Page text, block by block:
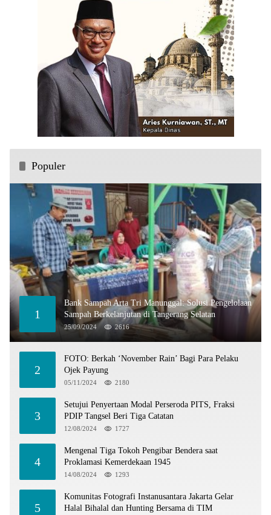
Populer
1
Bank Sampah Arta Tri Manunggal: Solusi Pengelolaan
Sampah Berkelanjutan di Tangerang Selatan
25/09/2024 2616
2
FOTO: Berkah ‘November Rain’ Bagi Para Pelaku
Ojek Payung
05/11/2024 2180
3
Setujui Penyertaan Modal Perseroda PITS, Fraksi
PDIP Tangsel Beri Tiga Catatan
12/08/2024 1727
4
Mengenal Tiga Tokoh Pengibar Bendera saat
Proklamasi Kemerdekaan 1945
14/08/2024 1293
5
Komunitas Fotografi Instanusantara Jakarta Gelar
Halal Bihalal dan Hunting Bersama di TIM